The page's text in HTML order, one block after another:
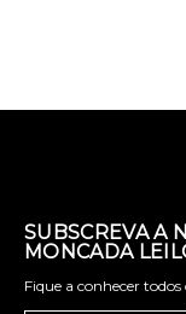
SUBSCREVA A
MONCADA
Fique a conhecer todos